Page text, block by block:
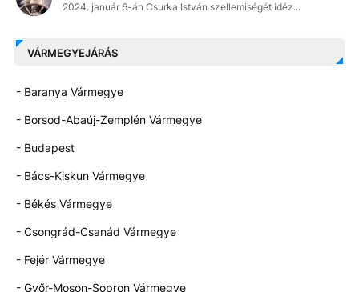
2024. január 6-án Csurka István szellemiségét idéz...
VÁRMEGYEJÁRÁS
- Baranya Vármegye
- Borsod-Abaúj-Zemplén Vármegye
- Budapest
- Bács-Kiskun Vármegye
- Békés Vármegye
- Csongrád-Csanád Vármegye
- Fejér Vármegye
- Győr-Moson-Sopron Vármegye